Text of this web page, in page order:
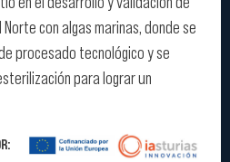
con algas marinas, donde se
procesado tecnológico y se
para lograr un